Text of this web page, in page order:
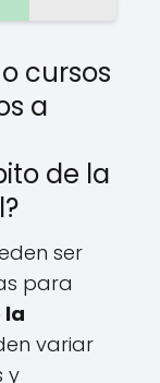
cursos
a
de la
ser
para
la
variar
y